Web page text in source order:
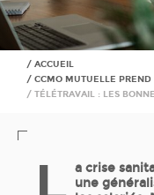
ACCUEIL
CCMO MUTUELLE PREND
TÉLÉTRAVAIL : LES
L a crise
une